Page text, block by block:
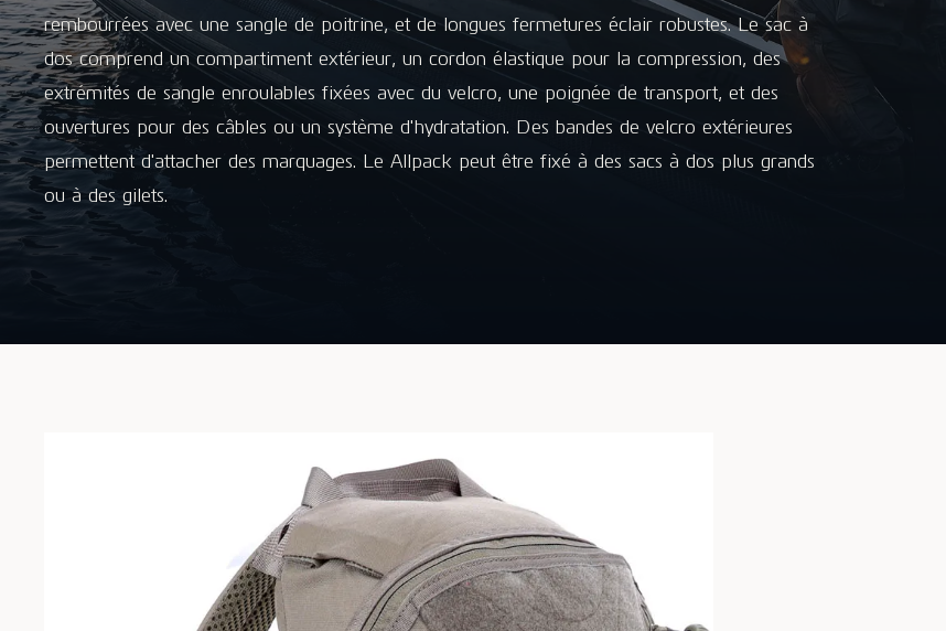
rembourrées avec une sangle de poitrine, et de longues fermetures éclair robustes. Le sac à
dos comprend un compartiment extérieur, un cordon élastique pour la compression, des
extrémités de sangle enroulables fixées avec du velcro, une poignée de transport, et des
ouvertures pour des câbles ou un système d'hydratation. Des bandes de velcro extérieures
permettent d'attacher des marquages. Le Allpack peut être fixé à des sacs à dos plus grands
ou à des gilets.